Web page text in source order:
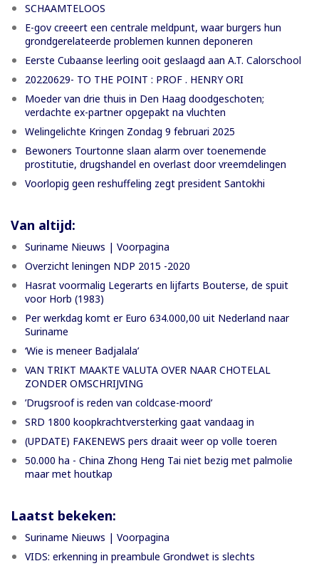
SCHAAMTELOOS
E-gov creeert een centrale meldpunt, waar burgers hun
grondgerelateerde problemen kunnen deponeren
Eerste Cubaanse leerling ooit geslaagd aan A.T. Calorschool
20220629- TO THE POINT : PROF . HENRY ORI
Moeder van drie thuis in Den Haag doodgeschoten;
verdachte ex-partner opgepakt na vluchten
Welingelichte Kringen Zondag 9 februari 2025
Bewoners Tourtonne slaan alarm over toenemende
prostitutie, drugshandel en overlast door vreemdelingen
Voorlopig geen reshuffeling zegt president Santokhi
Van altijd:
Suriname Nieuws | Voorpagina
Overzicht leningen NDP 2015 -2020
Hasrat voormalig Legerarts en lijfarts Bouterse, de spuit
voor Horb (1983)
Per werkdag komt er Euro 634.000,00 uit Nederland naar
Suriname
‘Wie is meneer Badjalala’
VAN TRIKT MAAKTE VALUTA OVER NAAR CHOTELAL
ZONDER OMSCHRIJVING
’Drugsroof is reden van coldcase-moord’
SRD 1800 koopkrachtversterking gaat vandaag in
(UPDATE) FAKENEWS pers draait weer op volle toeren
50.000 ha - China Zhong Heng Tai niet bezig met palmolie
maar met houtkap
Laatst bekeken:
Suriname Nieuws | Voorpagina
VIDS: erkenning in preambule Grondwet is slechts